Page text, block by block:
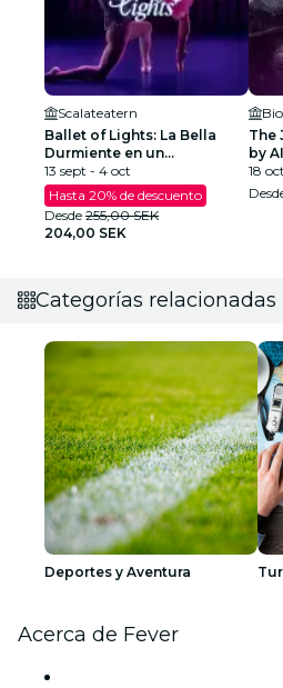
Scalateatern
Ballet of Lights: La Bella
Durmiente en un
espectáculo deslumbrante
13 sept - 4 oct
Hasta 20% de descuento
Desde 255,00 SEK
204,00 SEK
The
by
18
Categorías relacionadas
Deportes y Aventura
Acerca de Fever